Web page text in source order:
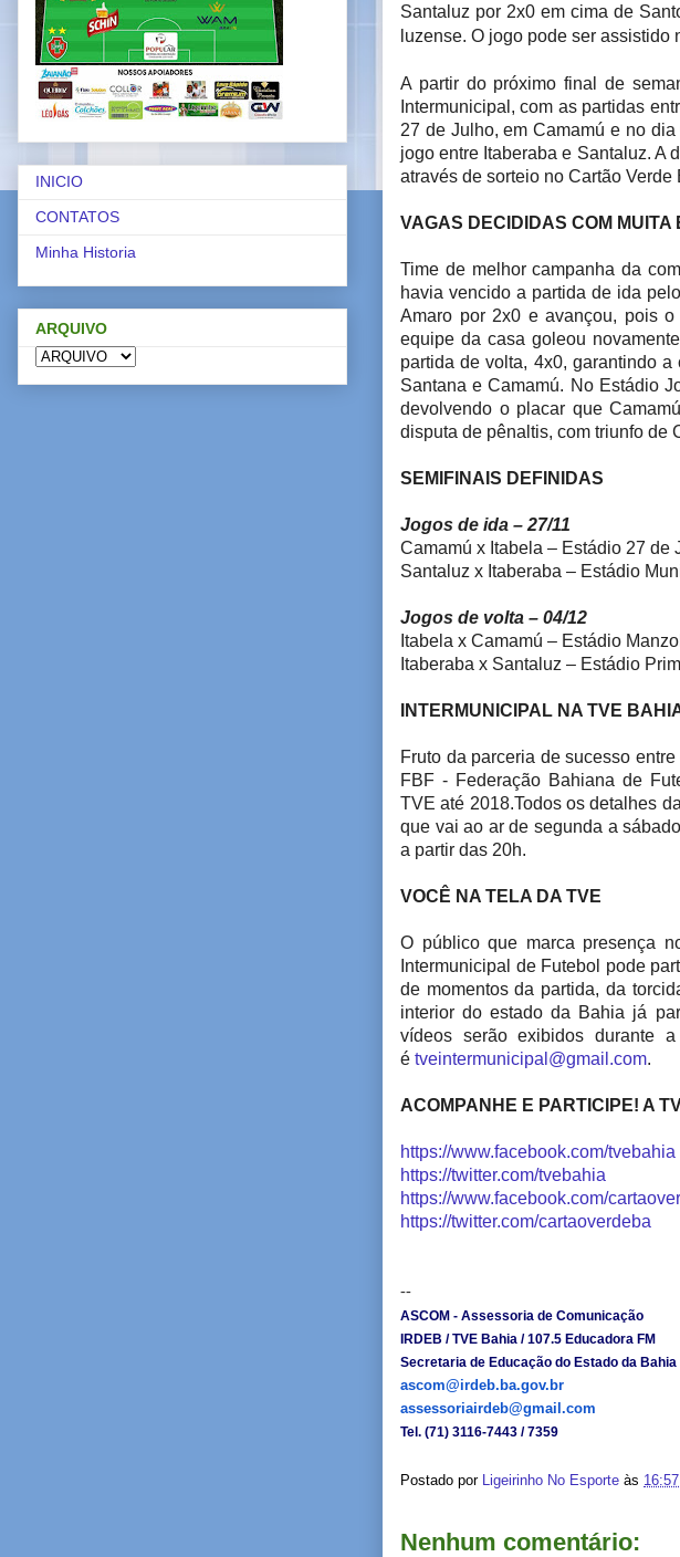
Santaluz por 2x0 em cima de
luzense. O jogo pode ser
A partir do próximo final de
Intermunicipal, com as partidas
27 de Julho, em Camamú e no
jogo entre Itaberaba e Santaluz. A
através de sorteio no Cartão
VAGAS DECIDIDAS COM MUITA
Time de melhor campanha da
havia vencido a partida de ida
Amaro por 2x0 e avançou, pois
equipe da casa goleou
partida de volta, 4x0, garantindo
Santana e Camamú. No Estádio
devolvendo o placar que
disputa de pênaltis, com triunfo de
SEMIFINAIS DEFINIDAS
Jogos de ida – 27/11
Camamú x Itabela – Estádio 27 de
Santaluz x Itaberaba – Estádio
Jogos de volta – 04/12
Itabela x Camamú – Estádio
Itaberaba x Santaluz – Estádio
INTERMUNICIPAL NA TVE
Fruto da parceria de sucesso
FBF - Federação Bahiana de
TVE até 2018.Todos os detalhes
que vai ao ar de segunda a
a partir das 20h.
VOCÊ NA TELA DA TVE
O público que marca presença
Intermunicipal de Futebol pode
de momentos da partida, da
interior do estado da Bahia já
vídeos serão exibidos durante
é tveintermunicipal@gmail.com.
ACOMPANHE E PARTICIPE! A
https://www.facebook.com/tvebahia
https://twitter.com/tvebahia
https://www.facebook.com/carta
https://twitter.com/cartaoverdeba
--
ASCOM - Assessoria de Comunicação
IRDEB / TVE Bahia / 107.5 Educadora FM
Secretaria de Educação do Estado da Bahia
ascom@irdeb.ba.gov.br
assessoriairdeb@gmail.com
Tel. (71) 3116-7443 / 7359
Postado por Ligeirinho No Esporte às 16:57
Nenhum comentário:
INICIO
CONTATOS
Minha Historia
ARQUIVO